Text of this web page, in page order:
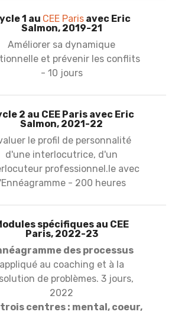
1 au CEE Paris avec Eric
Salmon, 2019-21
Améliorer sa dynamique
et prévenir les conflits
- 10 jours
2 au CEE Paris avec Eric
Salmon, 2021-22
le profil de personnalité
d'une interlocutrice, d'un
professionnel.le avec
l'Ennéagramme - 200 heures
spécifiques au CEE
Paris, 2022-23
des processus
appliqué au coaching et à la
de problèmes. 3 jours,
2022
trois centres : mental, coeur,